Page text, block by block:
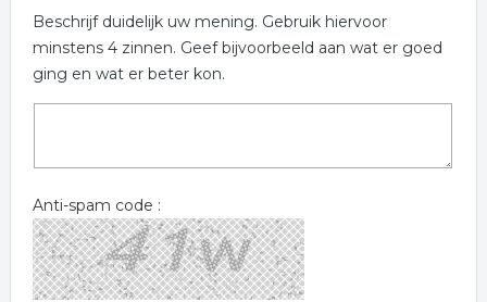
Beschrijf duidelijk uw mening. Gebruik hiervoor
minstens 4 zinnen. Geef bijvoorbeeld aan wat er goed
ging en wat er beter kon.
Anti-spam code :